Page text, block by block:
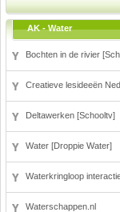
AK - Water
Bochten in de rivier
Creatieve lesideeën
Deltawerken [Schooltv]
Water [Droppie Water]
Waterkringloop
Waterschappen.nl